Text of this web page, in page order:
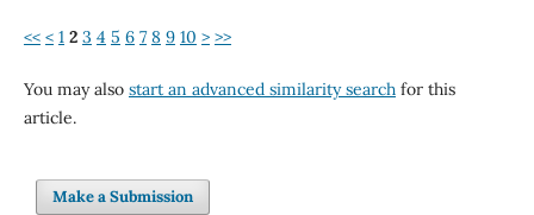
<< < 1 2 3 4 5 6 7 8 9 10 > >>
You may also start an advanced similarity searchfor this
article.
Make a Submission